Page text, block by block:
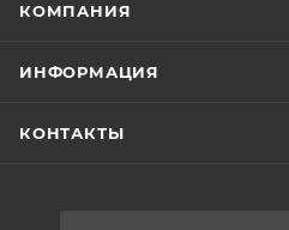
КОМПАНИЯ
ИНФОРМАЦИЯ
КОНТАКТЫ